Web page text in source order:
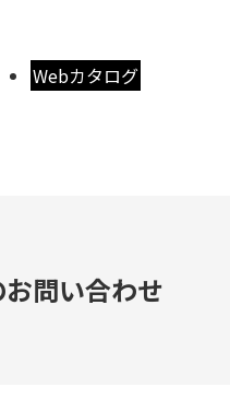
Webカタログ
問い合わせ